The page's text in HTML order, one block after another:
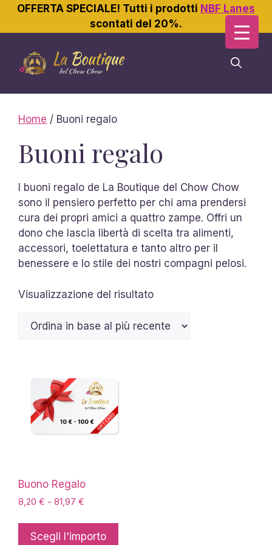
OFFERTA SPECIALE! Tutti i prodotti NBF Lanes
scontati del 20%.
contenuto
Home / Buoni regalo
Buoni regalo
I buoni regalo de La Boutique del Chow Chow
sono il pensiero perfetto per chi ama prendersi
cura dei propri amici a quattro zampe. Offri un
dono che lascia libertà di scelta tra alimenti,
accessori, toelettatura e tanto altro per il
benessere e lo stile dei nostri compagni pelosi.
Visualizzazione del risultato
Buono Regalo
8,20 € - 81,97 €
prezzo:
da
Scegli l'importo